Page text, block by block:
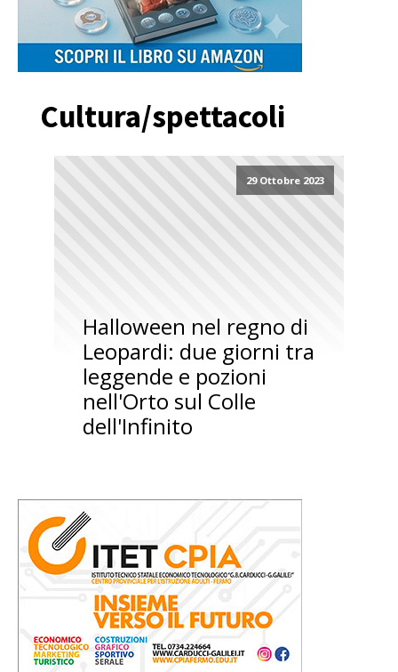
Cultura/spettacoli
29 Ottobre 2023
Halloween nel regno di
Leopardi: due giorni tra
leggende e pozioni
nell'Orto sul Colle
dell'Infinito